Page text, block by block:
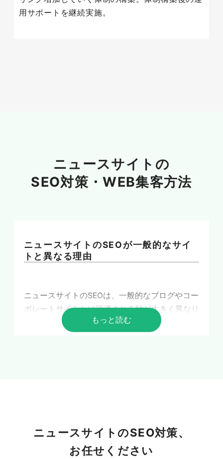
用サポートを継続実施。
ニュースサイトの
SEO対策・WEB集客方法
ニュースサイトのSEOが一般的なサイ
トと異なる理由
ニュースサイトのSEOは、一般的なブログやコー
ポレートサイトとは評価される軸が大きく異なり
ます。情報の鮮度やトレンドへの即応性が重視さ
「鮮度（フレッシュネス）」が評価を
大きく左右する
もっと読む
ニュースサイトのSEO対策、
お任せください